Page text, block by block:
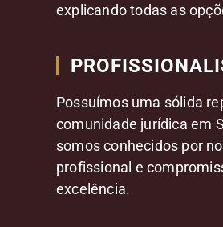
explicando todas as
Possuímos uma sólida
comunidade jurídica em
somos conhecidos por
profissional e
excelência.